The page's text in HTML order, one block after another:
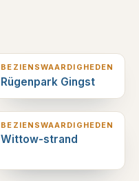
BEZIENSWAARDIGHEDEN
Rügenpark Gingst
14 km verderop
BEZIENSWAARDIGHEDEN
Wittow-strand
18 km verderop